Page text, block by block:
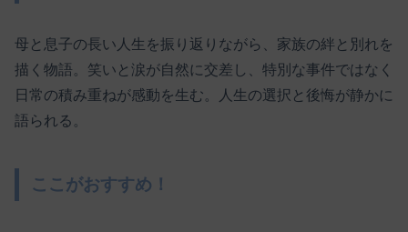
母と息子の長い人生を振り返りながら、家族の絆と別れを
描く物語。笑いと涙が自然に交差し、特別な事件ではなく
日常の積み重ねが感動を生む。人生の選択と後悔が静かに
語られる。
ここがおすすめ！